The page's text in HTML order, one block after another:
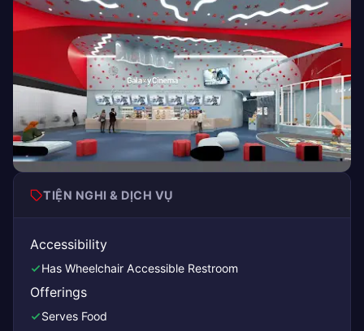
TIỆN NGHI & DỊCH VỤ
Accessibility
Has Wheelchair Accessible Restroom
Offerings
Serves Food